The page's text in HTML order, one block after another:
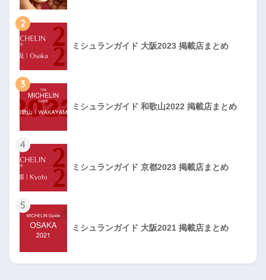
2
ミシュランガイド 大阪2023 掲載店まとめ
3
ミシュランガイド 和歌山2022 掲載店まとめ
4
ミシュランガイド 京都2023 掲載店まとめ
5
ミシュランガイド 大阪2021 掲載店まとめ